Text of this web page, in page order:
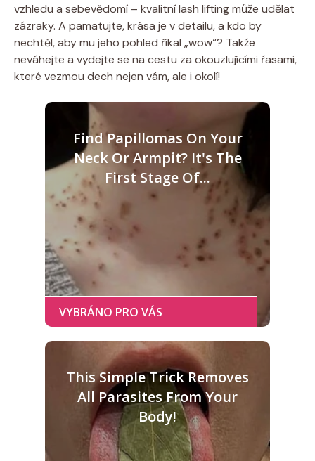
vzhledu a sebevědomí – kvalitní lash lifting může udělat
zázraky. A pamatujte, krása je v detailu, a kdo by
nechtěl, aby mu jeho pohled říkal „wow“? Takže
neváhejte a vydejte se na cestu za okouzlujícími řasami,
které vezmou dech nejen vám, ale i okolí!
Find Papillomas On Your
Neck Or Armpit? It's The
First Stage Of...
This Simple Trick Removes
All Parasites From Your
Body!